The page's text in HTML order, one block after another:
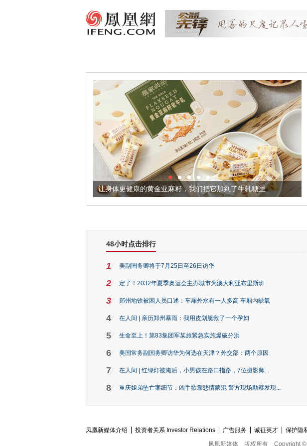
让身体更健康的黄金亚麻籽，我们把它加到了牛轧糖里
48小时点击排行
1 美副国务卿将于7月25日至26日访华
2 定了！2032年夏季奥运会主办城市为澳大利亚布里斯班
3 郑州地铁被困人员口述：车厢外水有一人多高 车厢内缺氧
4 在人间 | 亲历郑州暴雨：我用皮划艇救了一个孕妇
5 生命至上！第83集团军某旅紧急实施爆破分洪
6 美国常务副国务卿访华为何选在天津？外交部：两个原因
7 在人间 | 红绿灯被淹后，小男孩在路口指路，7位摄影师...
8 重庆姐弟坠亡案细节：凶手欲靠悲情蒙混 警方现场勘察发现...
凤凰新媒体介绍 投资者关系 Investor Relations 广告服务 诚征英才 保护隐
凤凰新媒体
版权所有 Copyright